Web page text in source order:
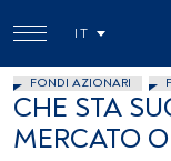
IT
FONDI AZIONARI
CHE STA
MERCATO